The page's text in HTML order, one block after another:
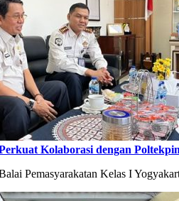
Kolaborasi dengan
Pemasyarakatan Kelas I